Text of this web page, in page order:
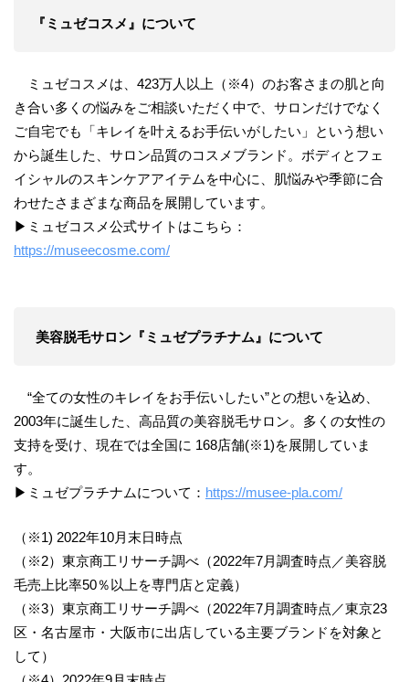
『ミュゼコスメ』について
ミュゼコスメは、423万人以上（※4）のお客さまの肌と向
き合い多くの悩みをご相談いただく中で、サロンだけでなく
ご自宅でも「キレイを叶えるお手伝いがしたい」という想い
から誕生した、サロン品質のコスメブランド。ボディとフェ
イシャルのスキンケアアイテムを中心に、肌悩みや季節に合
わせたさまざまな商品を展開しています。
▶ミュゼコスメ公式サイトはこちら：
https://museecosme.com/
美容脱毛サロン『ミュゼプラチナム』について
“全ての女性のキレイをお手伝いしたい”との想いを込め、
2003年に誕生した、高品質の美容脱毛サロン。多くの女性の
支持を受け、現在では全国に 168店舗(※1)を展開していま
す。
▶ミュゼプラチナムについて： https://musee-pla.com/
（※1) 2022年10月末日時点
（※2）東京商工リサーチ調べ（2022年7月調査時点／美容脱
毛売上比率50％以上を専門店と定義）
（※3）東京商工リサーチ調べ（2022年7月調査時点／東京23
区・名古屋市・大阪市に出店している主要ブランドを対象と
して）